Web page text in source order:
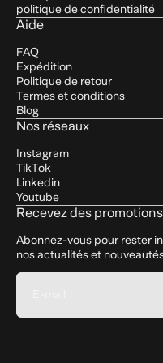
12 saveurs
saveurs, notre
chaque shake, sans
Certification Halal
régime Halal,
normes alimentaires
Certification GMP
Fabrication)
qualité, de sécurité et
produit fiable et de
politique de confidentialité
Aide
FAQ
Expédition
Politique de retour
Termes et conditions
Blog
Nos réseaux
Instagram
TikTok
Linkedin
Youtube
Recevez des
Abonnez-vous pour rester
nos actualités et
E-mail